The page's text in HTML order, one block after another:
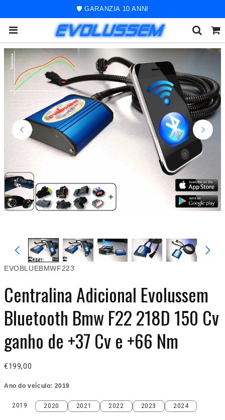
🚀 ORDINE SPEDITO ENTRO 48 ORE
EVOBLUEBMWF223
Centralina Adicional Evolussem
Bluetooth Bmw F22 218D 150 Cv
ganho de +37 Cv e +66 Nm
€199,00
Ano do veículo: 2019
2019
2019 2020
2020 2021
2021 2022
2022 2023
2023 2024
2024